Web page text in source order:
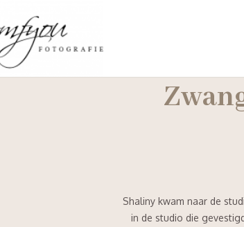
Shaliny kwam naar de
in de studio die